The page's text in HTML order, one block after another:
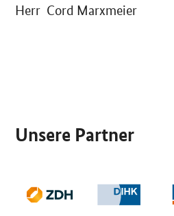
Herr Cord Marxmeier
Unsere Partner